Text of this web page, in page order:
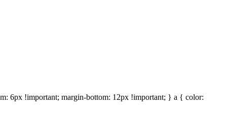
6px !important; margin-bottom: 12px !important; } a { color: